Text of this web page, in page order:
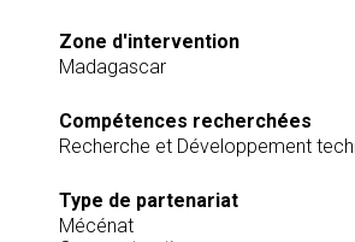
Zone d'intervention
Madagascar
Compétences recherchées
Recherche et Développement
Type de partenariat
Mécénat